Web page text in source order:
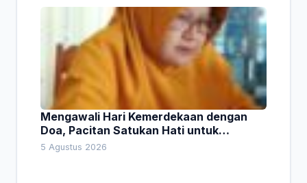
Mengawali Hari Kemerdekaan dengan
Doa, Pacitan Satukan Hati untuk
Indonesia
5 Agustus 2026